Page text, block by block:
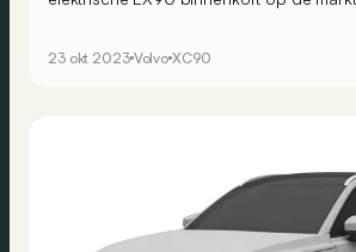
23 okt 2023 Volvo XC90